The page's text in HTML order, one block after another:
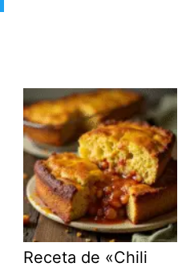
Receta de «Chili